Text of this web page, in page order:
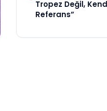
Tropez Değil,
Referans”